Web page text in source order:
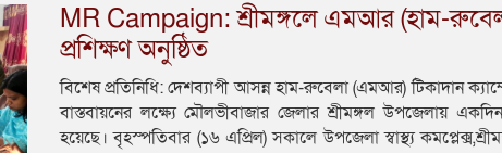
MR Campaign: শ্রীমঙ্গলে এমআর (হাম-
প্রশিক্ষণ অনুষ্ঠিত
বিশেষ প্রতিনিধি: দেশব্যাপী আসন্ন হাম-রুবেলা (এমআর) টিকাদান
বাস্তবায়নের লক্ষ্যে মৌলভীবাজার জেলার শ্রীমঙ্গল উপজেলায়
হয়েছে। বৃহস্পতিবার (১৬ এপ্রিল) সকালে উপজেলা স্বাস্থ্য